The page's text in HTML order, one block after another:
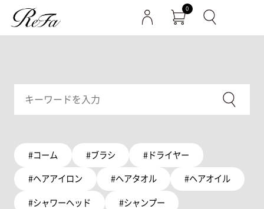
0
#コーム #ブラシ #ドライヤー
#ヘアアイロン #ヘアタオル #ヘアオイル
#シャワーヘッド #シャンプー